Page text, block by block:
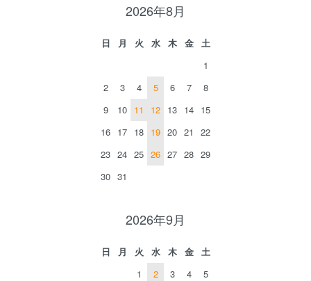
2026年8月
日 月 火 水 木 金
土
1
2
3 4 5 6 7
8
9
10 11 12 13 14 15
16 17 18 19 20 21
22
23 24 25 26 27 28 29
30 31
2026年9月
日 月 火 水 木 金
土
1
2 3 4
5